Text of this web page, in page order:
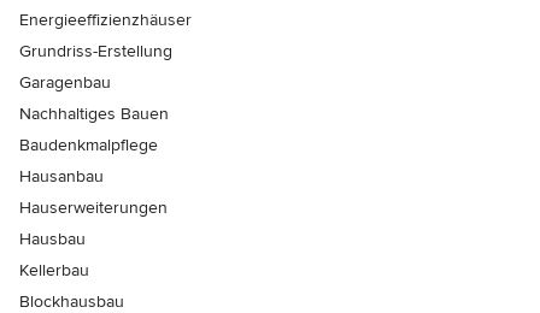
Energieeffizienzhäuser
Grundriss-Erstellung
Garagenbau
Nachhaltiges Bauen
Baudenkmalpflege
Hausanbau
Hauserweiterungen
Hausbau
Kellerbau
Blockhausbau